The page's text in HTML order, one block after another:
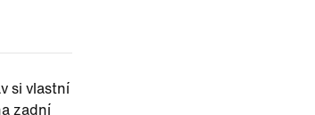
si vlastní
zadní